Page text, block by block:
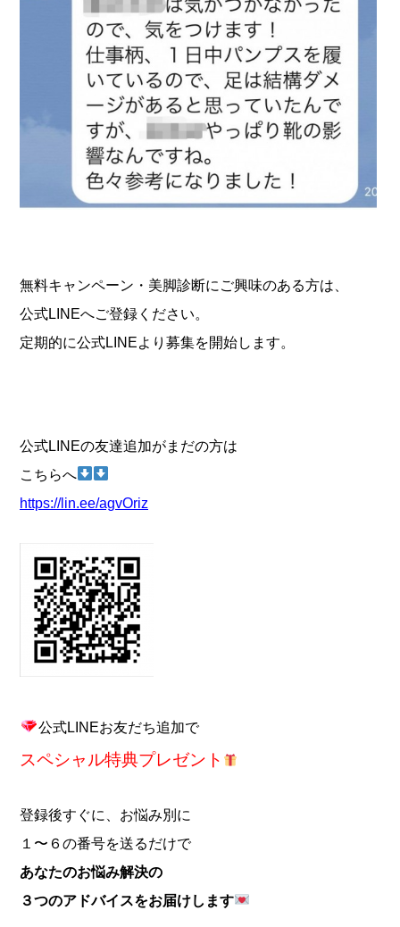
無料キャンペーン・美脚診断にご興味のある方は、
公式LINEへご登録ください。
定期的に公式LINEより募集を開始します。
公式LINEの友達追加がまだの方は
こちらへ
https://lin.ee/agvOriz
公式LINEお友だち追加で
スペシャル特典プレゼント
登録後すぐに、お悩み別に
１〜６の番号を送るだけで
あなたのお悩み解決の
３つのアドバイスをお届けします